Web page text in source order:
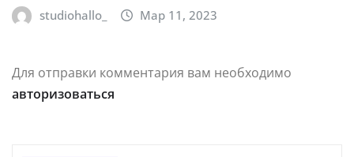
studiohallo_ Мар 11, 2023
Для отправки комментария вам необходимо
авторизоваться